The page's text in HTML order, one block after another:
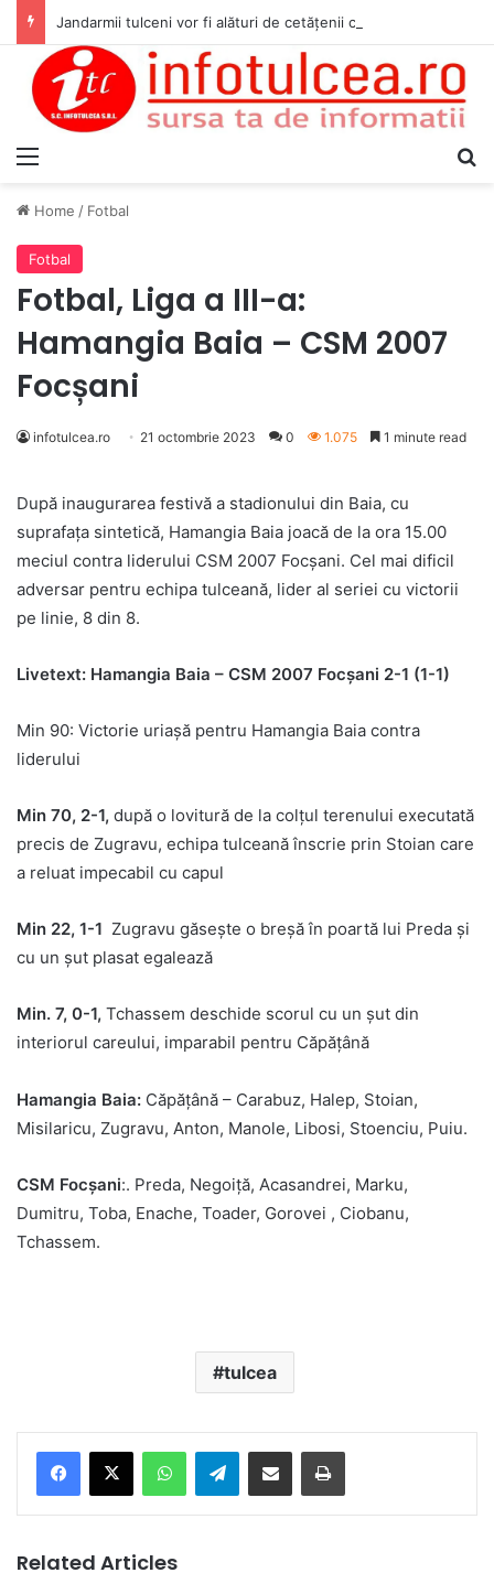
Home / Fotbal
Fotbal
Fotbal, Liga a III-a:
Hamangia Baia – CSM 2007
Focșani
infotulcea.ro 21 octombrie 2023 0 1.075 1 minute read
După inaugurarea festivă a stadionului din Baia, cu
suprafața sintetică, Hamangia Baia joacă de la ora 15.00
meciul contra liderului CSM 2007 Focșani. Cel mai dificil
adversar pentru echipa tulceană, lider al seriei cu victorii
pe linie, 8 din 8.
Livetext: Hamangia Baia – CSM 2007 Focșani 2-1 (1-1)
Min 90: Victorie uriașă pentru Hamangia Baia contra
liderului
Min 70, 2-1, după o lovitură de la colțul terenului executată
precis de Zugravu, echipa tulceană înscrie prin Stoian care
a reluat impecabil cu capul
Min 22, 1-1 Zugravu găsește o breșă în poartă lui Preda și
cu un șut plasat egalează
Min. 7, 0-1, Tchassem deschide scorul cu un șut din
interiorul careului, imparabil pentru Căpățână
Hamangia Baia: Căpățână – Carabuz, Halep, Stoian,
Misilaricu, Zugravu, Anton, Manole, Libosi, Stoenciu, Puiu.
CSM Focșani:. Preda, Negoiță, Acasandrei, Marku,
Dumitru, Toba, Enache, Toader, Gorovei , Ciobanu,
Tchassem.
tulcea
Telegram
Related Articles